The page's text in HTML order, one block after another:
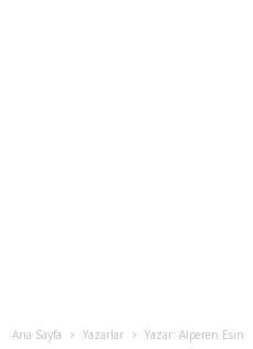
Ana Sayfa Yazarlar Yazar: Alperen Esin